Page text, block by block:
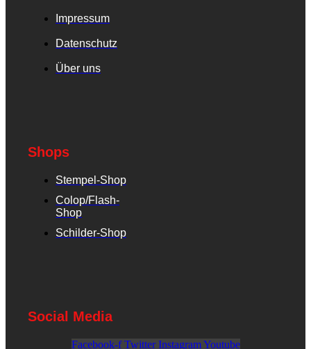
Impressum
Datenschutz
Über uns
Shops
Stempel-Shop
Colop/Flash-
Shop
Schilder-Shop
Social Media
Facebook-f Twitter Instagram Youtube